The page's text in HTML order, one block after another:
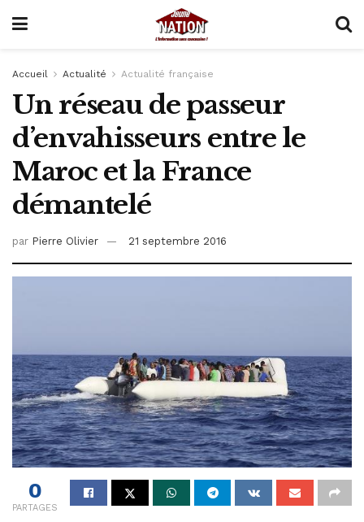
Accueil Actualité Actualité française
Un réseau de passeur
d’envahisseurs entre le
Maroc et la France
démantelé
par Pierre Olivier 21 septembre 2016
0
PARTAGES